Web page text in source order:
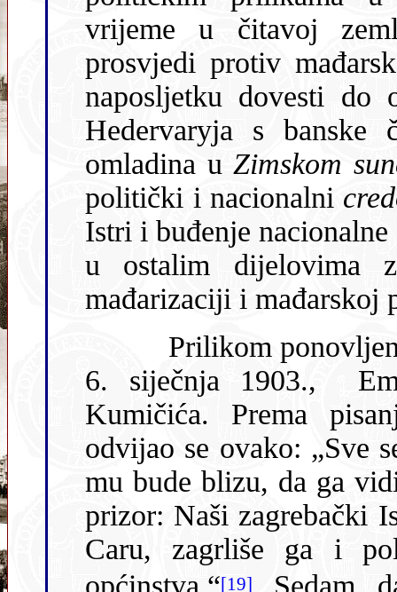
vrijeme u čitavoj
prosvjedi protiv mađarske
naposljetku dovesti do
Hedervaryja s banske časti.
omladina u Zimskom
politički i nacionalni
Istri i buđenje nacionalne svijesti zagrebačka javnost, kao i ona
u ostalim dijelovima zemlje,
mađarizaciji i mađarskoj
Prilikom
6. siječnja 1903., Emin je posljednji put sreo Eugena
Kumičića. Prema
odvijao se ovako: „Sve se
mu bude blizu, da ga
prizor: Naši zagrebački
Caru, zagrliše ga i poljubiše uz burne klicaje i pljesak
općinstva.“[19] Sedam